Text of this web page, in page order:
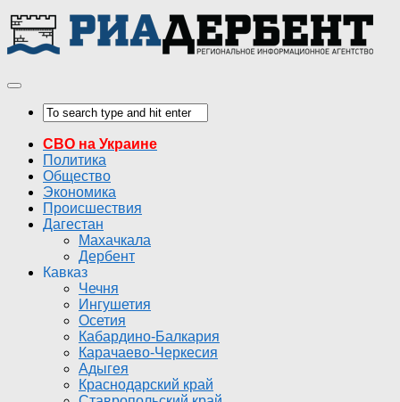
СВО на Украине
Политика
Общество
Экономика
Происшествия
Дагестан
Махачкала
Дербент
Кавказ
Чечня
Ингушетия
Осетия
Кабардино-Балкария
Карачаево-Черкесия
Адыгея
Краснодарский край